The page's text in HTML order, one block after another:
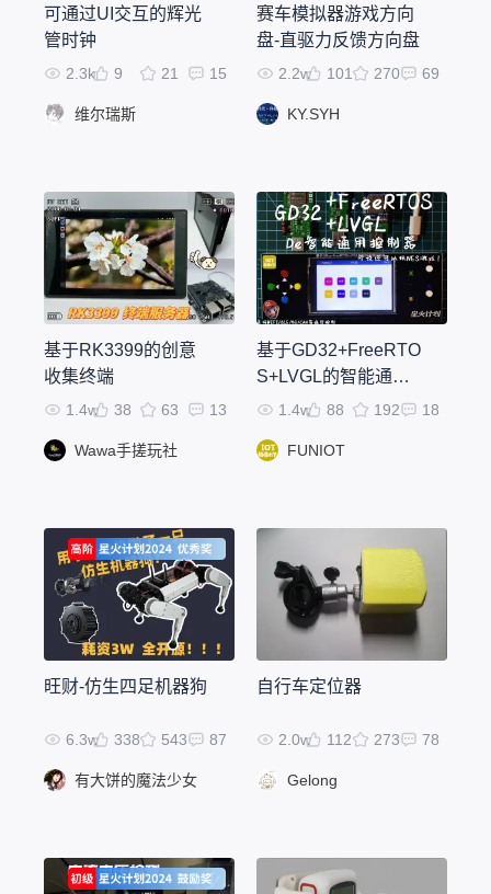
可通过UI交互的辉光
管时钟
2.3k 9 21 15
维尔瑞斯
赛车模拟器游戏方向
盘-直驱力反馈方向盘
2.2w 101 270 69
KY.SYH
基于RK3399的创意
收集终端
1.4w 38 63 13
Wawa手搓玩社
基于GD32+FreeRTO
S+LVGL的智能通用
控制器Demo
1.4w 88 192 18
FUNIOT
旺财-仿生四足机器狗
6.3w 338 543 87
有大饼的魔法少女
自行车定位器
2.0w 112 273 78
Gelong